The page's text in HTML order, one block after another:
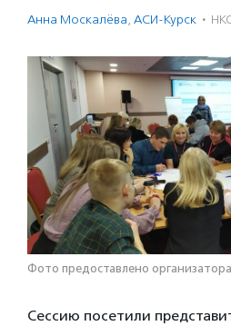
Анна Москалёва, АСИ-Курск ·
Фото предоставлено
Сессию посетили